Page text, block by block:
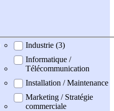
Industrie (3)
Informatique /
Télécommunication
Installation / Maintenance
Marketing / Stratégie
commerciale